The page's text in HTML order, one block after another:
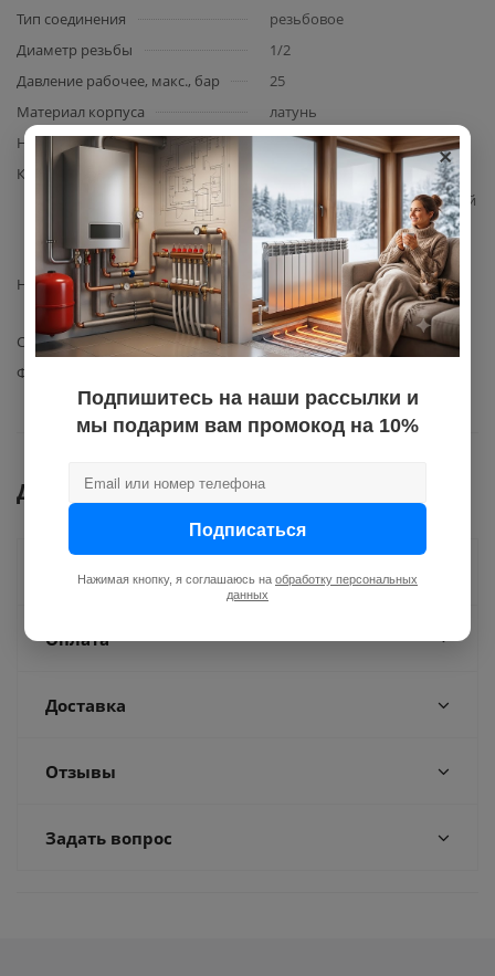
Тип соединения
резьбовое
Диаметр резьбы
1/2
Давление рабочее, макс., бар
25
Материал корпуса
латунь
Наличие американки
да
Комплектация
фильтр в сборе, манометр,
сливной вентиль, монтажный
комплект, инструкция по
эксплуатации
Назначение
для грубой очистки воды от
механических примесей
Степень фильтрации, мкм.
100
Фильтрующий элемент
Документы
Как купить
Оплата
Доставка
Отзывы
Задать вопрос
×
Подпишитесь на наши рассылки и
мы подарим вам промокод на 10%
Подписаться
Нажимая кнопку, я соглашаюсь на обработку персональных
данных